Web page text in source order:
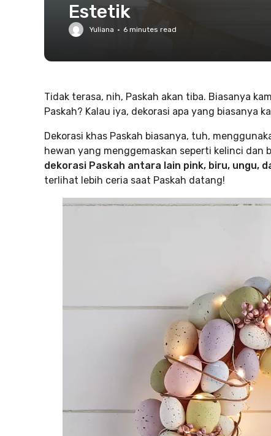
Estetik
Yuliana · 6 minutes read
Tidak terasa, nih, Paskah akan tiba. Biasanya
Paskah? Kalau iya, dekorasi apa yang biasanya
Dekorasi khas Paskah biasanya, tuh,
hewan yang menggemaskan seperti kelinci dan
dekorasi Paskah antara lain pink, biru, ungu,
terlihat lebih ceria saat Paskah datang!